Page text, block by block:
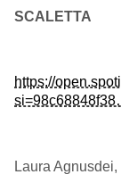
SCALETTA
https://
Laura